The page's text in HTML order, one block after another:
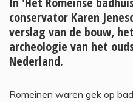
conservator Karen
verslag van de bouw,
archeologie van het
Nederland.
Romeinen waren gek op